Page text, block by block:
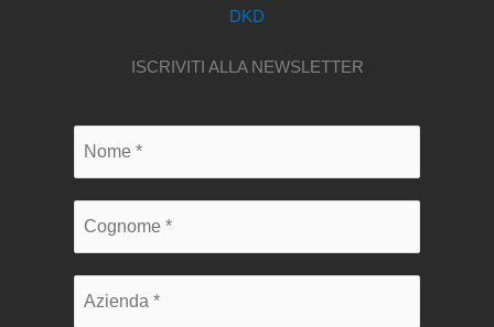
DKD
ISCRIVITI ALLA NEWSLETTER